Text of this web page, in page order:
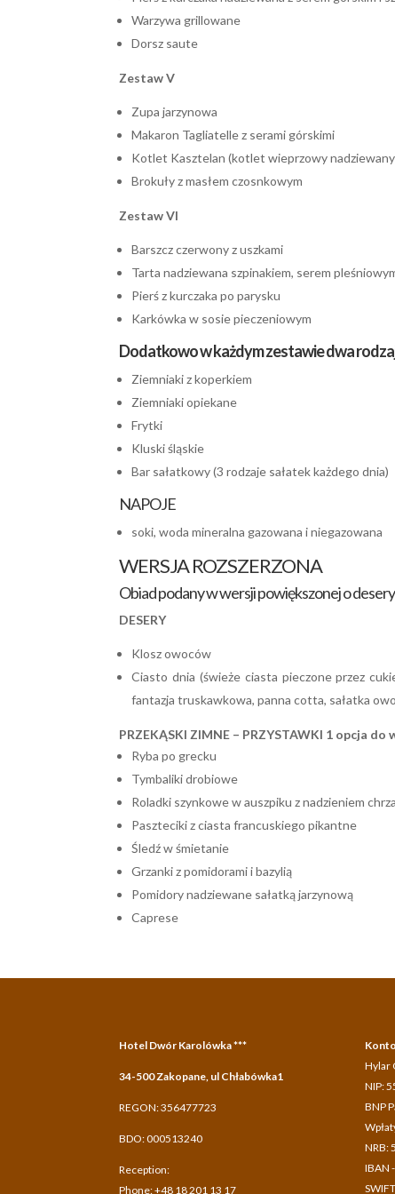
Warzywa grillowane
Dorsz saute
Zestaw V
Zupa jarzynowa
Makaron Tagliatelle z serami górskimi
Kotlet Kasztelan (kotlet wieprzowy nadziewany
Brokuły z masłem czosnkowym
Zestaw VI
Barszcz czerwony z uszkami
Tarta nadziewana szpinakiem, serem
Pierś z kurczaka po parysku
Karkówka w sosie pieczeniowym
Dodatkowo w każdym zestawie dwa
Ziemniaki z koperkiem
Ziemniaki opiekane
Frytki
Kluski śląskie
Bar sałatkowy (3 rodzaje sałatek każdego dnia)
NAPOJE
soki, woda mineralna gazowana i niegazowana
WERSJA ROZSZERZONA
Obiad podany w wersji powiększonej o
DESERY
Klosz owoców
Ciasto dnia (świeże ciasta pieczone przez
fantazja truskawkowa, panna cotta, sałatka
PRZEKĄSKI ZIMNE – PRZYSTAWKI 1 opcja do
Ryba po grecku
Tymbaliki drobiowe
Roladki szynkowe w auszpiku z nadzieniem
Paszteciki z ciasta francuskiego pikantne
Śledź w śmietanie
Grzanki z pomidorami i bazylią
Pomidory nadziewane sałatką jarzynową
Caprese
Hotel Dwór Karolówka ***
34-500 Zakopane, ul Chłabówka1
REGON: 356477723
BDO: 000513240
Reception:
Phone: +48 18 201 13 17
Hylar
NIP:
BNP
NRB:
IBAN